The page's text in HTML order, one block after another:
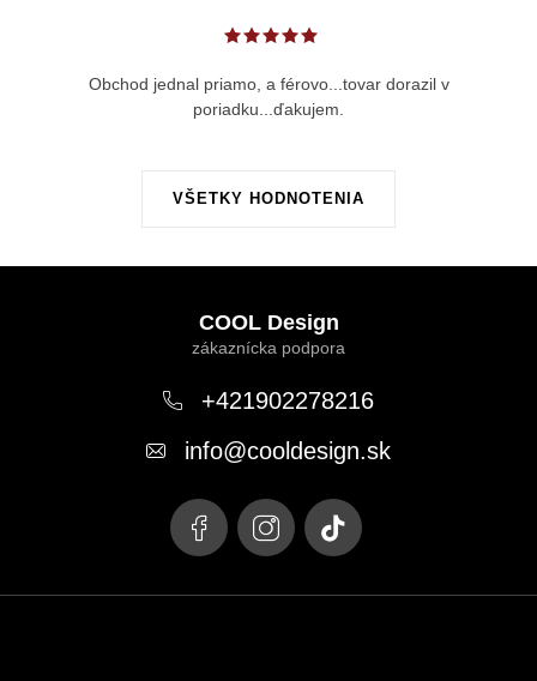
VŠETKY HODNOTENIA
Obchod jednal priamo, a férovo...tovar dorazil v
poriadku...ďakujem.
COOL Design
+421902278216
info@cooldesign.sk